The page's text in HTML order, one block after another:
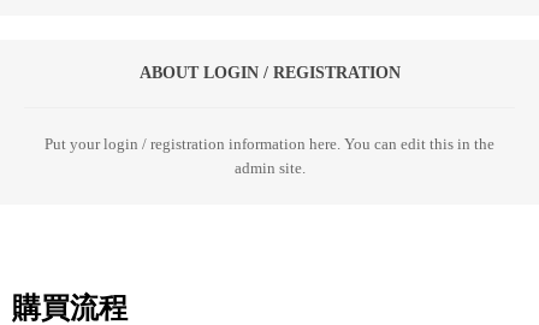
ABOUT LOGIN / REGISTRATION
Put your login / registration information here. You can edit this in the
admin site.
購買流程